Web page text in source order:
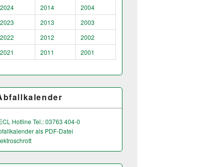
2024
2014
2004
2023
2013
2003
2022
2012
2002
2021
2011 2001
Hotline Tel.: 03763 404-0
als PDF-Datei